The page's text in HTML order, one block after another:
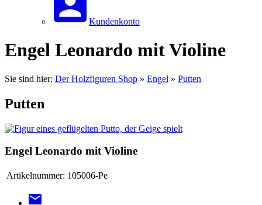
Kundenkonto
Engel Leonardo mit Violine
Sie sind hier: Der Holzfiguren Shop » Engel » Putten
Putten
Engel Leonardo mit Violine
Artikelnummer: 105006-Pe